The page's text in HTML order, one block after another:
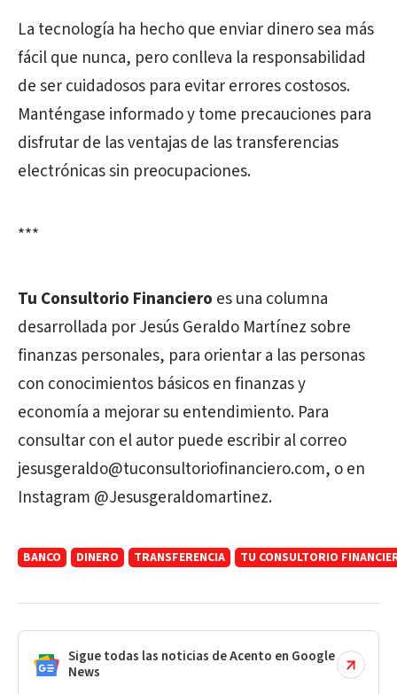
La tecnología ha hecho que enviar dinero sea más
fácil que nunca, pero conlleva la responsabilidad
de ser cuidadosos para evitar errores costosos.
Manténgase informado y tome precauciones para
disfrutar de las ventajas de las transferencias
electrónicas sin preocupaciones.
***
Tu Consultorio Financiero es una columna
desarrollada por Jesús Geraldo Martínez sobre
finanzas personales, para orientar a las personas
con conocimientos básicos en finanzas y
economía a mejorar su entendimiento. Para
consultar con el autor puede escribir al correo
jesusgeraldo@tuconsultoriofinanciero.com, o en
Instagram @Jesusgeraldomartinez.
BANCO DINERO TRANSFERENCIA TU CONSULTORIO
Sigue todas las noticias de Acento en Google
News